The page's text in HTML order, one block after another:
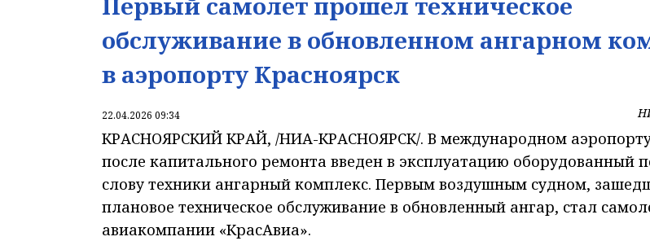
обслуживание в обновленном ангарном
в аэропорту Красноярск
22.04.2026 09:34
КРАСНОЯРСКИЙ КРАЙ, /НИА-КРАСНОЯРСК/. В международном
после капитального ремонта введен в эксплуатацию оборудованный
слову техники ангарный комплекс. Первым воздушным судном,
плановое техническое обслуживание в обновленный ангар, стал
авиакомпании «КрасАвиа».